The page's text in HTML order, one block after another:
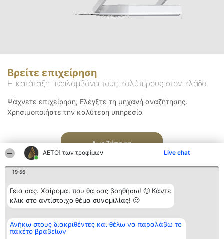
ΑΕΤΟΊ των τροφίμων Live chat
19:56
Γεια σας. Χαίρομαι που θα σας βοηθήσω! 🙂 Κάντε
κλικ στο αντίστοιχο θέμα συνομιλίας! 🙂
Ανήκω στους διακριθέντες και θέλω να παραλάβω το
πακέτο βραβείων
Βρείτε επιχείρηση
Η κατάταξη περιλαμβάνει τους καλύτερους στον κλάδο
Ψάχνετε επιχείρηση; Ελέγξτε τη μηχανή αναζήτησης.
Χρησιμοποιήστε την καλύτερη υπηρεσία
Αναζήτηση
Διοργανωτής της
κατάταξης
BEAUTIFUL COMPANY
Κατάταξη
Διακριθέντες
Επικοινωνία
Επικοινωνία